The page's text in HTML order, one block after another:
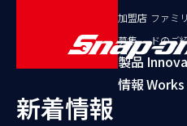
加盟店
募集
ファミ
ドのご
製品
情報Works
新着情報